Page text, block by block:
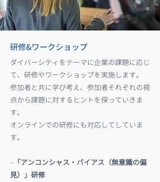
研修&ワークショップ
ダイバーシティをテーマに企業の課題に応じ
て、研修やワークショップを実施します。
参加者と共に学び考え、参加者それぞれの視
点から課題に対するヒントを探っていきま
す。
オンラインでの研修にも対応してしていま
す。
​– 「アンコンシャス・バイアス（無意識の偏
見）」研修